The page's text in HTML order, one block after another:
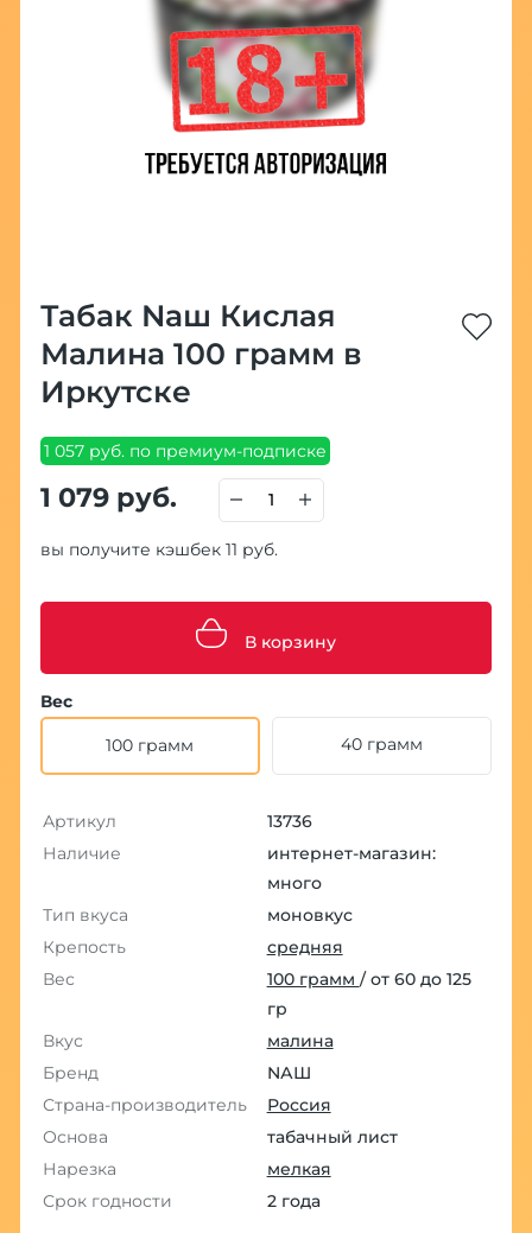
Табак Nаш Кислая
Малина 100 грамм в
Иркутске
1 057 руб. по премиум-подписке
1 079 руб.
вы получите кэшбек 11 руб.
В корзину
Вес
100 грамм 40 грамм
Артикул
13736
Наличие
интернет-магазин:
много
Тип вкуса
моновкус
Крепость
средняя
Вес
100 грамм / от 60 до 125
гр
Вкус
малина
Бренд
NАШ
Страна-производитель
Россия
Основа
табачный лист
Нарезка
мелкая
Срок годности
2 года